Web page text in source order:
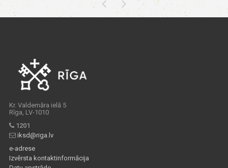
Kr. Valdemāra ielā 5
Rīga, LV-1010
1201
iksd@riga.lv
e-adrese
Izvērsta kontaktinformācija